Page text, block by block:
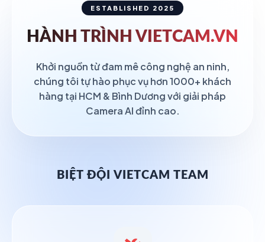
ESTABLISHED 2025
HÀNH TRÌNH VIETCAM.VN
Khởi nguồn từ đam mê công nghệ an ninh,
chúng tôi tự hào phục vụ hơn 1000+ khách
hàng tại HCM & Bình Dương với giải pháp
Camera AI đỉnh cao.
BIỆT ĐỘI VIETCAM TEAM